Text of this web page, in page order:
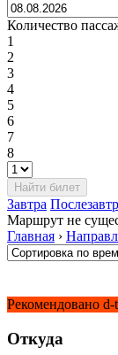
Количество
1
2
3
4
5
6
7
8
Завтра
Маршрут не
Главная ›
Рекомендовано d-
Откуда